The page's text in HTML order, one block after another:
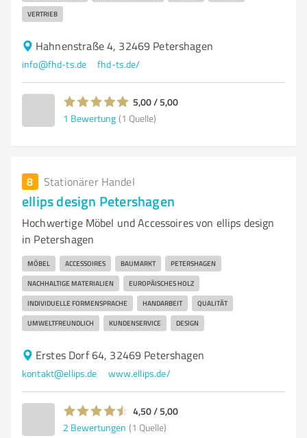
VERTRIEB
Hahnenstraße 4, 32469 Petershagen
info@fhd-ts.de fhd-ts.de/
5,00 / 5,00
1 Bewertung (1 Quelle)
8 Stationärer Handel
ellips design Petershagen
Hochwertige Möbel und Accessoires von ellips design
in Petershagen
MÖBEL ACCESSOIRES BAUMARKT PETERSHAGEN
NACHHALTIGE MATERIALIEN EUROPÄISCHES HOLZ
INDIVIDUELLE FORMENSPRACHE HANDARBEIT QUALITÄT
UMWELTFREUNDLICH KUNDENSERVICE DESIGN
Erstes Dorf 64, 32469 Petershagen
kontakt@ellips.de www.ellips.de/
4,50 / 5,00
2 Bewertungen (1 Quelle)